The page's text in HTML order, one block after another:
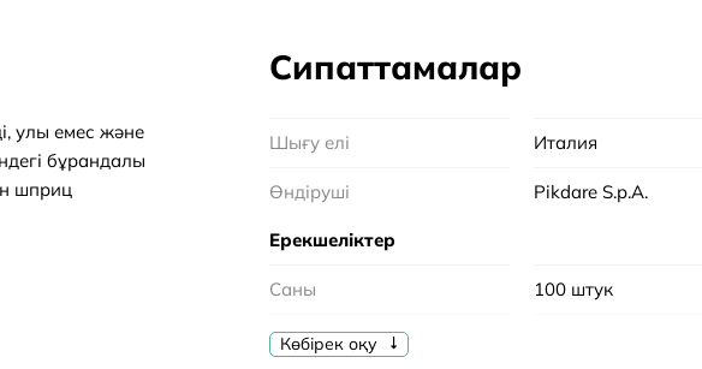
улы емес және
бұрандалы
шприц
Сипаттамалар
Шығу елі Италия
Өндіруші Pikdare S.p.A.
Ерекшеліктер
Саны 100 штук
Үйлесімділік
Көбірек оқу